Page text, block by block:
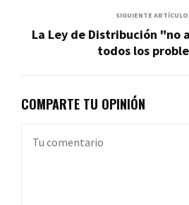
SIGUIENTE ARTÍCULO
La Ley de Distribución "no
todos los
COMPARTE TU OPINIÓN